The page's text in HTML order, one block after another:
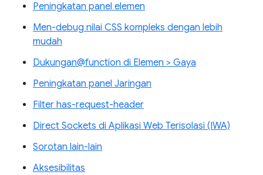
Peningkatan panel elemen
Men-debug nilai CSS kompleks dengan lebih
mudah
Dukungan@function di Elemen > Gaya
Peningkatan panel Jaringan
Filter has-request-header
Direct Sockets di Aplikasi Web Terisolasi (IWA)
Sorotan lain-lain
Aksesibilitas